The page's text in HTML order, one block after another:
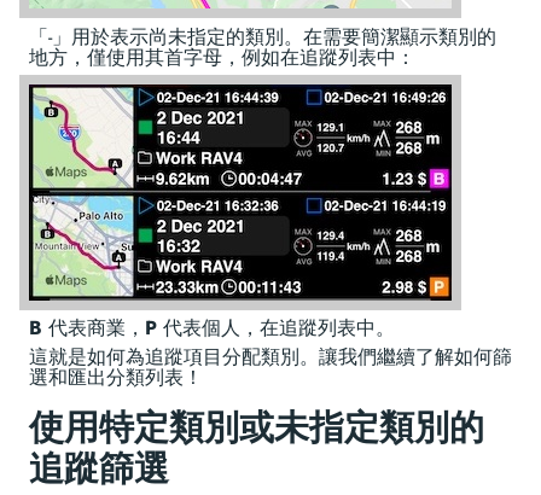
「-」用於表示尚未指定的類別。在需要簡潔顯示類別的
地方，僅使用其首字母，例如在追蹤列表中：
B 代表商業， P 代表個人，在追蹤列表中。
這就是如何為追蹤項目分配類別。讓我們繼續了解如何篩
選和匯出分類列表！
使用特定類別或未指定類別的
追蹤篩選